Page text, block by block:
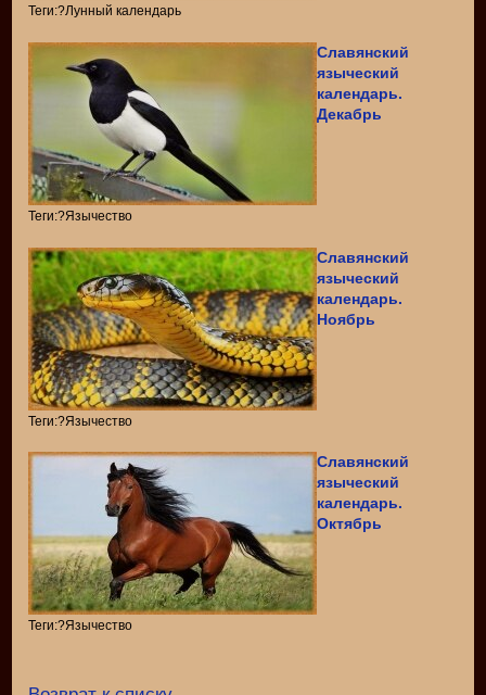
Теги:?Лунный календарь
Славянский
языческий
календарь.
Декабрь
Теги:?Язычество
Славянский
языческий
календарь.
Ноябрь
Теги:?Язычество
Славянский
языческий
календарь.
Октябрь
Теги:?Язычество